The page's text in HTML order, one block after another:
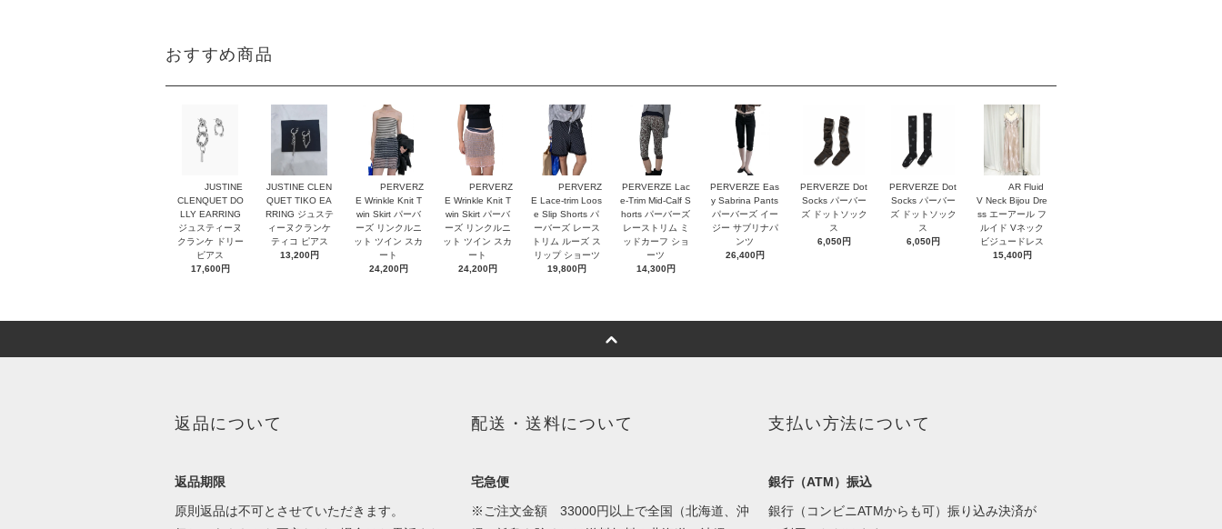
おすすめ商品
JUSTINE
CLENQUET DO
LLY EARRING
ジュスティーヌ
クランケ ドリー
ピアス
17,600円
JUSTINE CLEN
QUET TIKO EA
RRING ジュステ
ィーヌクランケ
ティコ ピアス
13,200円
PERVERZ
E Wrinkle Knit T
win Skirt パーバ
ーズ リンクルニ
ット ツイン スカ
ート
24,200円
PERVERZ
E Wrinkle Knit T
win Skirt パーバ
ーズ リンクルニ
ット ツイン スカ
ート
24,200円
PERVERZ
E Lace-trim Loos
e Slip Shorts パ
ーバーズ レース
トリム ルーズ ス
リップ ショーツ
19,800円
PERVERZE Lac
e-Trim Mid-Calf S
horts パーバーズ
レーストリム ミ
ッドカーフ ショ
ーツ
14,300円
PERVERZE Eas
y Sabrina Pants
パーバーズ イー
ジー サブリナパ
ンツ
26,400円
PERVERZE Dot
Socks パーバー
ズ ドットソック
ス
6,050円
PERVERZE Dot
Socks パーバー
ズ ドットソック
ス
6,050円
AR Fluid
V Neck Bijou Dre
ss エーアール フ
ルイド Vネック
ビジュードレス
15,400円
返品について
返品期限
原則返品は不可とさせていただきます。
配送・送料について
宅急便
※ご注文金額 33000円以上で全国（北海道、沖
支払い方法について
銀行（ATM）振込
銀行（コンビニATMからも可）振り込み決済が